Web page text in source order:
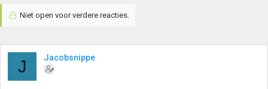
Niet open voor verdere reacties.
J Jacobsnippe